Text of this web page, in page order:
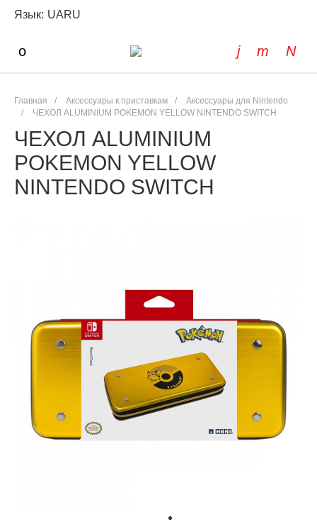
Язык: UARU
Главная / Аксессуары к приставкам /
Аксессуары для Nintendo
/
ЧЕХОЛ ALUMINIUM POKEMON YELLOW NINTENDO SWITCH
ЧЕХОЛ ALUMINIUM
POKEMON YELLOW
NINTENDO SWITCH